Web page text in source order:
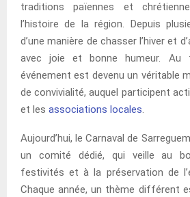
traditions païennes et
l’histoire de la région. Depuis
d’une manière de chasser l’hiver et
avec joie et bonne humeur. Au
événement est devenu un véritable
de convivialité, auquel participent
et les associations locales.
Aujourd’hui, le Carnaval de
un comité dédié, qui veille au
festivités et à la préservation de
Chaque année, un thème différent